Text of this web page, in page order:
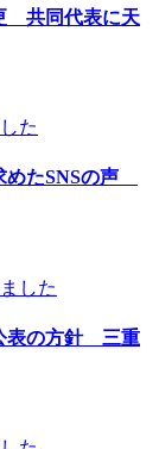
共同代表に天
た
めたSNSの声
した
表の方針 三重